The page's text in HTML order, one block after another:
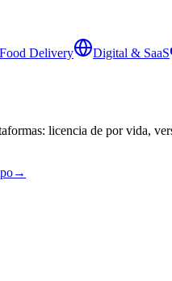
Food Delivery Digital & SaaS
licencia de por vida,
→